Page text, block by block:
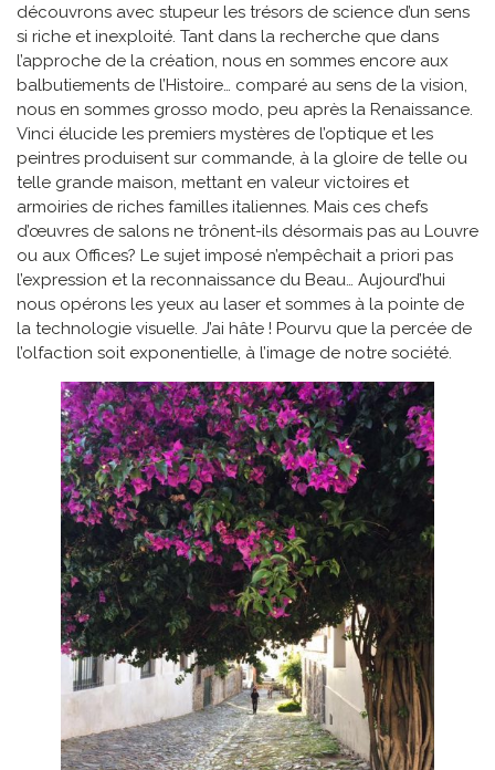
découvrons avec stupeur les trésors de science d’un sens
si riche et inexploité. Tant dans la recherche que dans
l’approche de la création, nous en sommes encore aux
balbutiements de l’Histoire… comparé au sens de la vision,
nous en sommes grosso modo, peu après la Renaissance.
Vinci élucide les premiers mystères de l’optique et les
peintres produisent sur commande, à la gloire de telle ou
telle grande maison, mettant en valeur victoires et
armoiries de riches familles italiennes. Mais ces chefs
d’œuvres de salons ne trônent-ils désormais pas au Louvre
ou aux Offices? Le sujet imposé n’empêchait a priori pas
l’expression et la reconnaissance du Beau… Aujourd’hui
nous opérons les yeux au laser et sommes à la pointe de
la technologie visuelle. J’ai hâte ! Pourvu que la percée de
l’olfaction soit exponentielle, à l’image de notre société.